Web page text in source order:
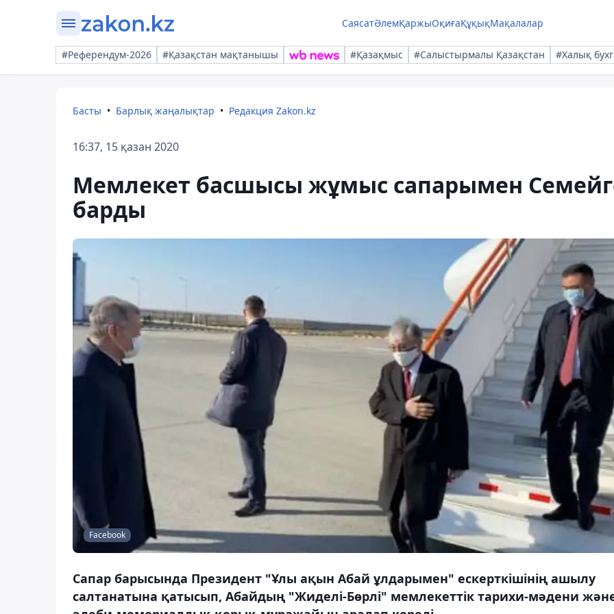
СаясатӘлемҚаржыОқиғаҚұқықМақалалар
#Референдум-2026 #Қазақстан мақтанышы #Қазақмыс #Салыстырмалы Қазақстан #Халық
Басты Барлық жаңалықтар Редакция Zakon.kz
16:37, 15 қазан 2020
Мемлекет басшысы жұмыс сапарымен
барды
Facebook
Сапар барысында Президент "Ұлы ақын Абай ұлдарымен" ескерткішінің ашылу
салтанатына қатысып, Абайдың "Жиделі-Бөрлі" мемлекеттік тарихи-мәдени